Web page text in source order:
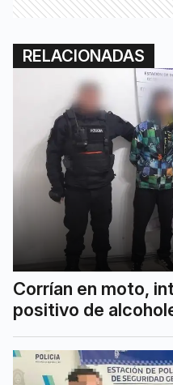
RELACIONADAS
Corrían en moto,
positivo de